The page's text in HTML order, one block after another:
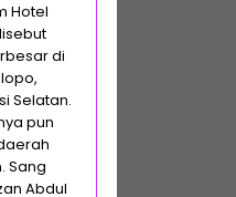
Hotel
di
Selatan.
pun
Sang
Abdul